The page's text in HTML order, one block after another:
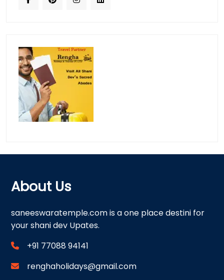
About Us
saneeswaratemple.com is a one place destini for
your shani dev Upates.
+91 77088 94141
renghaholidays@gmail.com